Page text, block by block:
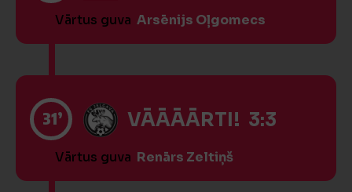
Vārtus guva Arsēnijs Oļgomecs
31’ VĀĀĀĀRTI! 3:3
Vārtus guva Renārs Zeltiņš